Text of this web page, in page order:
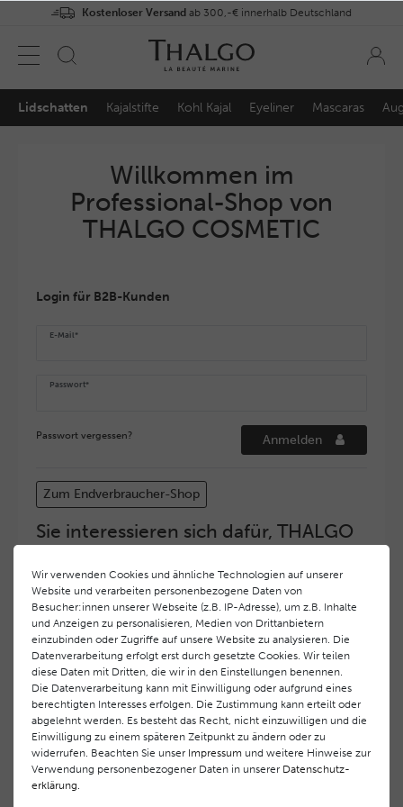
Kostenloser Versand ab 300,-€ innerhalb Deutschland
Lidschatten Eyeliner
Kajalstifte Kohl Kajal Mascaras
Willkommen im
Professional-Shop von
THALGO COSMETIC
Login für B2B-Kunden
E-Mail*
Passwort*
Passwort vergessen? Anmelden
Zum Endverbraucher-Shop
Sie interessieren sich dafür, THALGO
COSMETIC Partner und Depositär zu
werden?
Hohe Servicequalität und ein exzellentes Markenimage
haben bei
THALGO COSMETIC oberste Priorität.
Anspruchsvollen Endverbrauchern möchten wir ein
hohes Qualitätsniveau und gleichzeitig eine
überdurchschnittliche Behandlungs- und Serviceleistung
gewährleisten. Deshalb haben wir ein selektives
Vertriebssystem eingeführt. THALGO COSMETICPartner
werden auf diese Weise wirtschaftlich unterstützt,
während Endverbrauchern eine stets gleichbleibend hohe
Dienstleistungsqualität und ein innovatives Produkt- und
Behandlungsprogramm geboten wird.
Wir verwenden Cookies und ähnliche Technologien auf unserer
Website und verarbeiten personenbezogene Daten von
Besucher:innen unserer Webseite (z.B. IP-Adresse), um z.B. Inhalte
und Anzeigen zu personalisieren, Medien von Drittanbietern
einzubinden oder Zugriffe auf unsere Website zu analysieren. Die
Datenverarbeitung erfolgt erst durch gesetzte Cookies. Wir teilen
diese Daten mit Dritten, die wir in den Einstellungen benennen.
Die Datenverarbeitung kann mit Einwilligung oder aufgrund eines
berechtigten Interesses erfolgen. Die Zustimmung kann erteilt oder
abgelehnt werden. Es besteht das Recht, nicht einzuwilligen und die
Einwilligung zu einem späteren Zeitpunkt zu ändern oder zu
widerrufen. Beachten Sie unser Impressum und weitere Hinweise zur
Verwendung personenbezogener Daten in unserer Daten­schutz­
erklärung.